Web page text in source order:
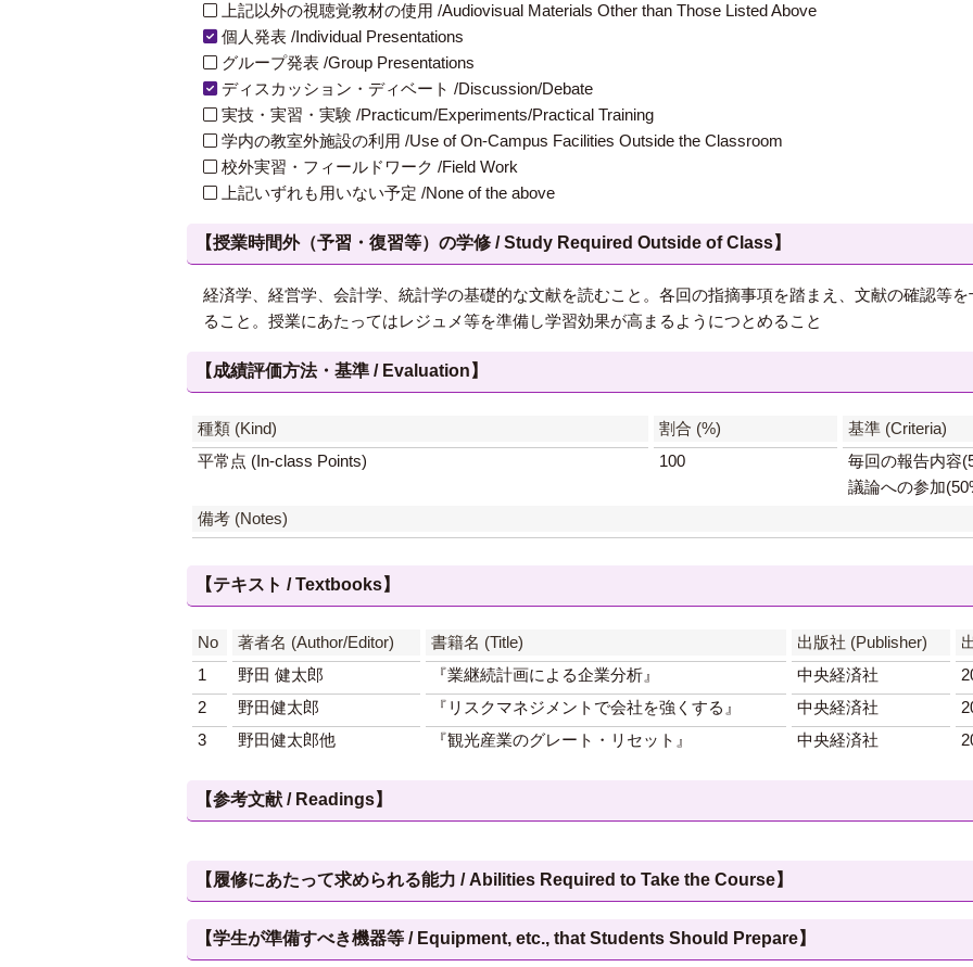
上記以外の視聴覚教材の使用 /Audiovisual Materials Other than Those Listed Above
個人発表 /Individual Presentations
グループ発表 /Group Presentations
ディスカッション・ディベート /Discussion/Debate
実技・実習・実験 /Practicum/Experiments/Practical Training
学内の教室外施設の利用 /Use of On-Campus Facilities Outside the Classroom
校外実習・フィールドワーク /Field Work
上記いずれも用いない予定 /None of the above
【授業時間外（予習・復習等）の学修 / Study Required Outside of Class】
経済学、経営学、会計学、統計学の基礎的な文献を読むこと。各回の指摘事項を踏まえ、文献の確認等
ること。授業にあたってはレジュメ等を準備し学習効果が高まるようにつとめること
【成績評価方法・基準 / Evaluation】
種類 (Kind) 割合 (%)
基準 (Criteria)
平常点 (In-class Points)
100
毎回の報告内容
議論への参加
備考 (Notes)
【テキスト / Textbooks】
No 著者名 (Author/Editor) 書籍名 (Title) 出版社 (Publisher)
1
野田 健太郎 『業継続計画による企業分析』 中央経済社
2
野田健太郎 『リスクマネジメントで会社を強くする』 中央経済社
3
野田健太郎他 『観光産業のグレート・リセット』 中央経済社
【参考文献 / Readings】
【履修にあたって求められる能力 / Abilities Required to Take the Course】
【学生が準備すべき機器等 / Equipment, etc., that Students Should Prepare】